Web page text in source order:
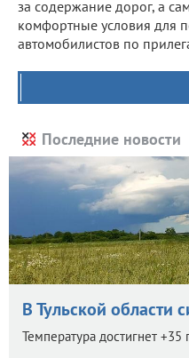
за содержание дорог, а
комфортные условия для
автомобилистов по
Последние новости
В Тульской области
Температура достигнет +35